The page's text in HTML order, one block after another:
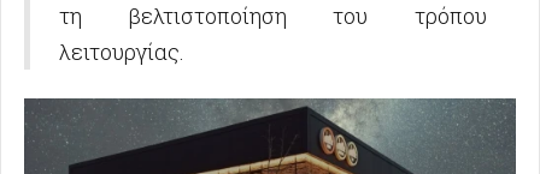
τη βελτιστοποίηση του τρόπου
λειτουργίας.